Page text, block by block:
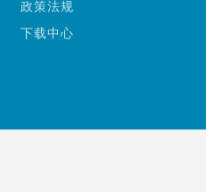
政策法规
下载中心